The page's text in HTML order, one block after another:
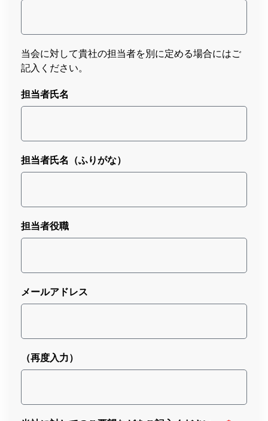
当会に対して貴社の担当者を別に定める場合にはご
記入ください。
担当者氏名
担当者氏名（ふりがな）
担当者役職
メールアドレス
（再度入力）